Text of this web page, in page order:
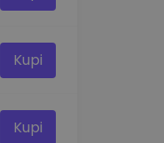
Kupi
Kupi